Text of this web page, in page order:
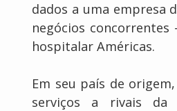
dados a uma empresa
negócios
hospitalar Américas.
Em seu país de
serviços a rivais da